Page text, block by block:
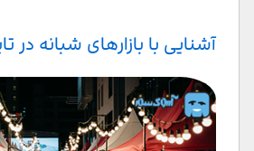
آشنایی با بازارهای شبانه در